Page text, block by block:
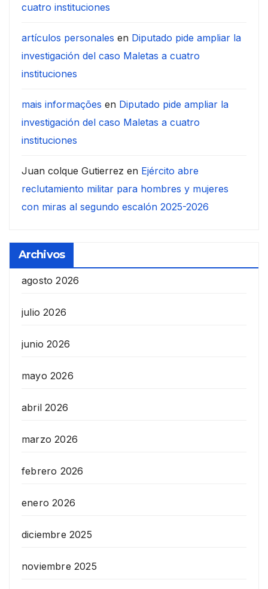
cuatro instituciones
artículos personales en Diputado pide ampliar la
investigación del caso Maletas a cuatro
instituciones
mais informações en Diputado pide ampliar la
investigación del caso Maletas a cuatro
instituciones
Juan colque Gutierrez en Ejército abre
reclutamiento militar para hombres y mujeres
con miras al segundo escalón 2025-2026
Archivos
agosto 2026
julio 2026
junio 2026
mayo 2026
abril 2026
marzo 2026
febrero 2026
enero 2026
diciembre 2025
noviembre 2025